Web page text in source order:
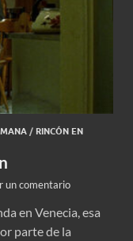
/ RINCÓN EN
un comentario
en Venecia, esa
parte de la